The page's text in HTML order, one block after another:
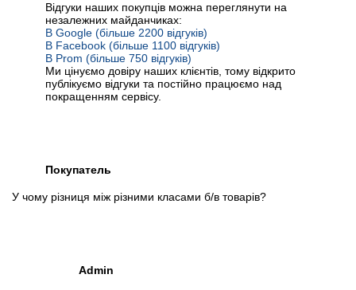
Відгуки наших покупців можна переглянути на
незалежних майданчиках:
В Google (більше 2200 відгуків)
В Facebook (більше 1100 відгуків)
В Prom (більше 750 відгуків)
Ми цінуємо довіру наших клієнтів, тому відкрито
публікуємо відгуки та постійно працюємо над
покращенням сервісу.
Покупатель
У чому різниця між різними класами б/в товарів?
Admin